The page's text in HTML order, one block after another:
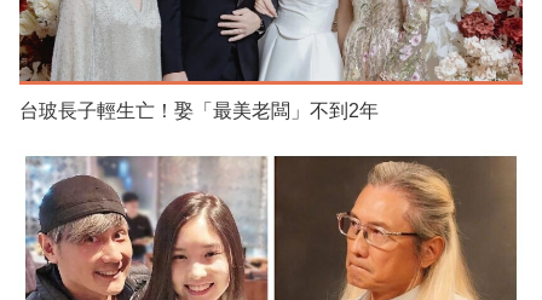
台玻長子輕生亡！娶「最美老闆」不到2年